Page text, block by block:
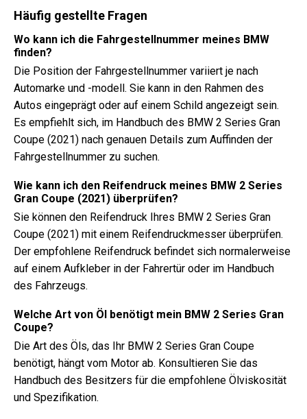
Häufig gestellte Fragen
Wo kann ich die Fahrgestellnummer meines BMW
finden?
Die Position der Fahrgestellnummer variiert je nach
Automarke und -modell. Sie kann in den Rahmen des
Autos eingeprägt oder auf einem Schild angezeigt sein.
Es empfiehlt sich, im Handbuch des BMW 2 Series Gran
Coupe (2021) nach genauen Details zum Auffinden der
Fahrgestellnummer zu suchen.
Wie kann ich den Reifendruck meines BMW 2 Series
Gran Coupe (2021) überprüfen?
Sie können den Reifendruck Ihres BMW 2 Series Gran
Coupe (2021) mit einem Reifendruckmesser überprüfen.
Der empfohlene Reifendruck befindet sich normalerweise
auf einem Aufkleber in der Fahrertür oder im Handbuch
des Fahrzeugs.
Welche Art von Öl benötigt mein BMW 2 Series Gran
Coupe?
Die Art des Öls, das Ihr BMW 2 Series Gran Coupe
benötigt, hängt vom Motor ab. Konsultieren Sie das
Handbuch des Besitzers für die empfohlene Ölviskosität
und Spezifikation.